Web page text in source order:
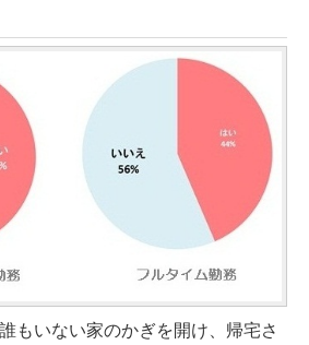
もいない家のかぎを開け、帰宅さ